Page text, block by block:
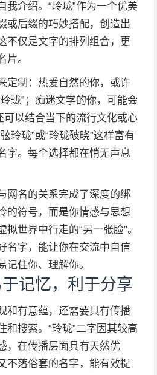
我介绍。“玲珑”作为一个优美
或后缀的巧妙搭配，创造出
不仅是文字的排列组合，更
片。
定制：热爱自然的你，或许
珑”；痴迷文学的你，可能会
可以结合当下的流行文化或心
玲珑”或“玲珑破晓”这样富有
字。每个选择都在悄无声息
网名的关系完成了深度的绑
的符号，而是你情感与思想
世界中行走的“另一张脸”。
名字，能让你在交流中自信
记住你、理解你。
记忆，利于分享
和有意蕴，还需要具有传播
和搜索。“玲珑”二字因其较高
，在传播层面具有天然优
不落俗套的名字，能有效提